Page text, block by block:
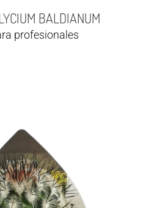
BALDIANUM
profesionales